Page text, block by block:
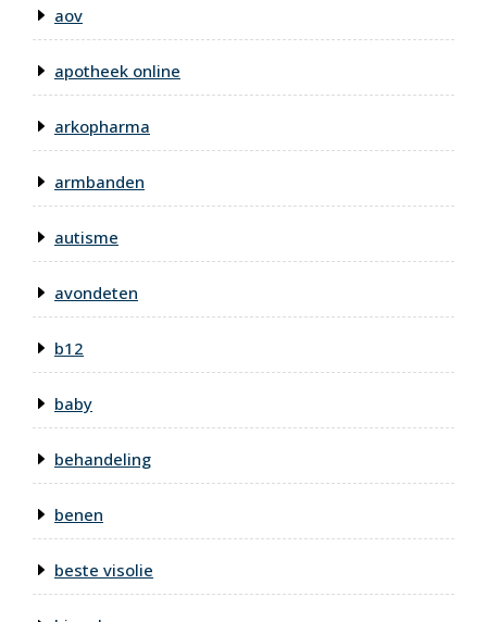
aov
apotheek online
arkopharma
armbanden
autisme
avondeten
b12
baby
behandeling
benen
beste visolie